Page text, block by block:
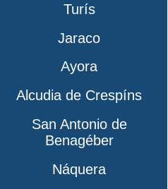
Turís
Jaraco
Ayora
Alcudia de Crespíns
San Antonio de
Benagéber
Náquera